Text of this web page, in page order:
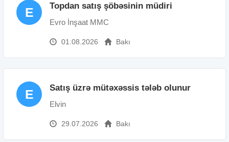
E Topdan satış şöbəsinin müdiri
Evro İnşaat MMC
01.08.2026 Bakı
E Satış üzrə mütəxəssis tələb olunur
Elvin
29.07.2026 Bakı